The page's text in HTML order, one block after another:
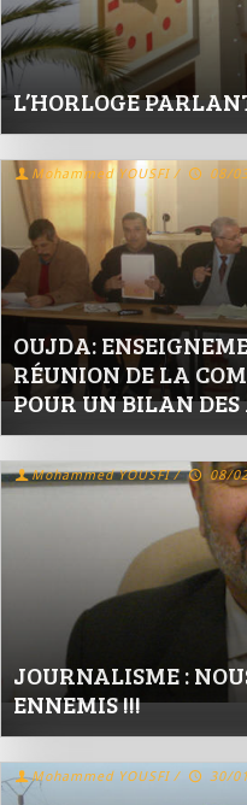
L’HORLOGE
OUJDA:
RÉUNION DE LA
POUR UN BILAN
Mohammed YOUSFI / 08/
JOURNALISME :
ENNEMIS !!!
Mohammed YOUSFI / 08/
Mohammed YOUSFI / 30/